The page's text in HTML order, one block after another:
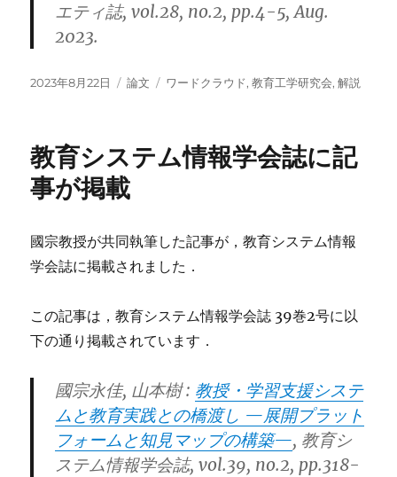
エティ誌, vol.28, no.2, pp.4-5, Aug.
2023.
投
2023年8月22日
カ
ー
論文
タ
ワードクラウド,教育工学研究会,解説
教育システム情報学会誌に記
事が掲載
國宗教授が共同執筆した記事が，教育システム情報
学会誌に掲載されました．
この記事は，教育システム情報学会誌 39巻2号に以
下の通り掲載されています．
國宗永佳, 山本樹 : 教授・学習支援システ
ムと教育実践との橋渡し —展開プラット
フォームと知見マップの構築—, 教育シ
ステム情報学会誌, vol.39, no.2, pp.318-